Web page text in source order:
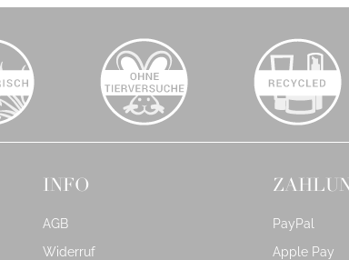
INFO
AGB
Widerruf
PayPal
Apple Pay